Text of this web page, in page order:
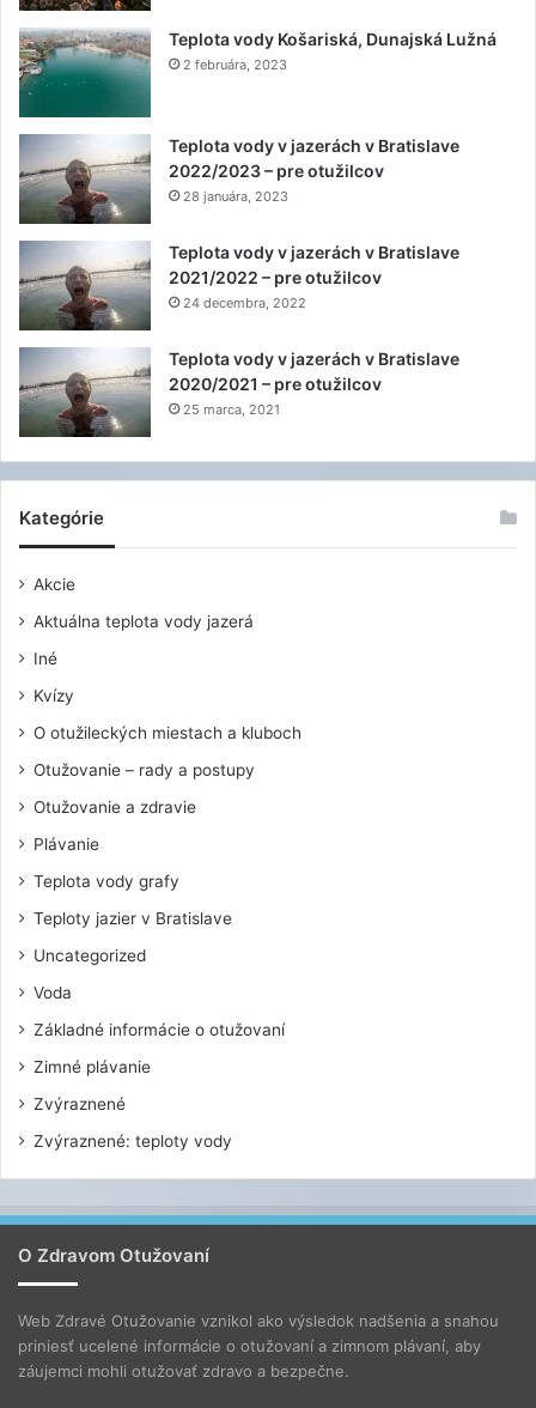
Teplota vody Košariská, Dunajská Lužná
2 februára, 2023
Teplota vody v jazerách v Bratislave
2022/2023 – pre otužilcov
28 januára, 2023
Teplota vody v jazerách v Bratislave
2021/2022 – pre otužilcov
24 decembra, 2022
Teplota vody v jazerách v Bratislave
2020/2021 – pre otužilcov
25 marca, 2021
Kategórie
Akcie
Aktuálna teplota vody jazerá
Iné
Kvízy
O otužileckých miestach a kluboch
Otužovanie – rady a postupy
Otužovanie a zdravie
Plávanie
Teplota vody grafy
Teploty jazier v Bratislave
Uncategorized
Voda
Základné informácie o otužovaní
Zimné plávanie
Zvýraznené
Zvýraznené: teploty vody
O Zdravom Otužovaní
Web Zdravé Otužovanie vznikol ako výsledok nadšenia a snahou
priniesť ucelené informácie o otužovaní a zimnom plávaní, aby
záujemci mohli otužovať zdravo a bezpečne.